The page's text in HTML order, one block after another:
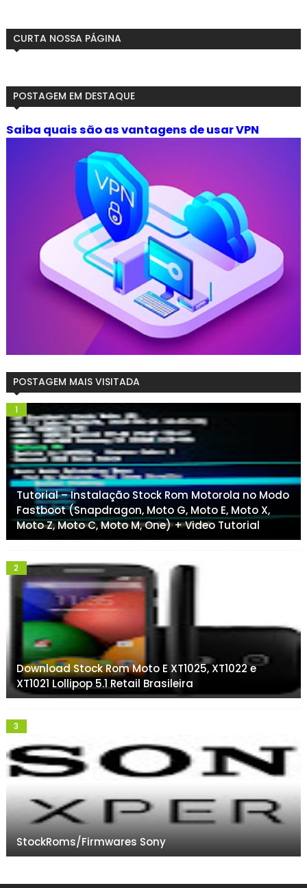
CURTA NOSSA PÁGINA
POSTAGEM EM DESTAQUE
Saiba quais são as vantagens de usar VPN
POSTAGEM MAIS VISITADA
Tutorial – Instalação Stock Rom Motorola no Modo
Fastboot (Snapdragon, Moto G, Moto E, Moto X,
Moto Z, Moto C, Moto M, One) + Video Tutorial
Download Stock Rom Moto E XT1025, XT1022 e
XT1021 Lollipop 5.1 Retail Brasileira
StockRoms/Firmwares Sony